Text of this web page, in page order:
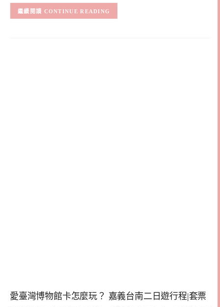
CONTINUE READING
愛臺灣博物館卡怎麼玩？ 嘉義台南二日遊行程|套票